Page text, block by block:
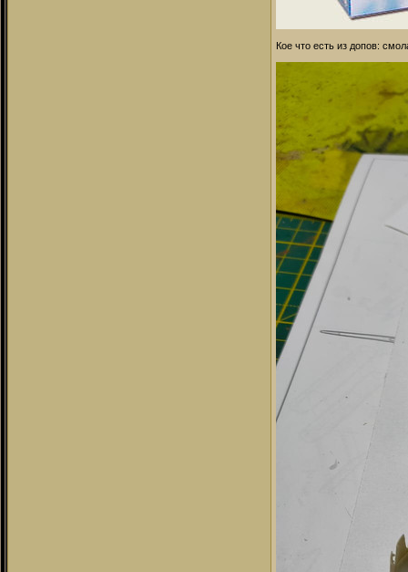
Кое что есть из допов: